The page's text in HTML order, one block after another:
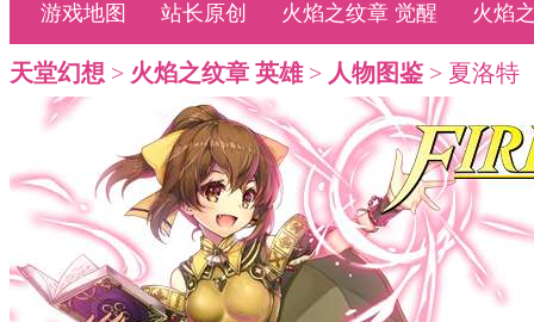
游戏地图 站长原创 火焰之纹章 觉醒 火焰
天堂幻想 > 火焰之纹章 英雄> 人物图鉴 > 夏洛特